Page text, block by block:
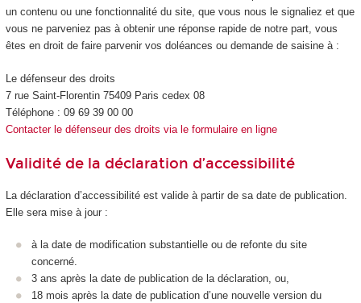
un contenu ou une fonctionnalité du site, que vous nous le signaliez et que
vous ne parveniez pas à obtenir une réponse rapide de notre part, vous
êtes en droit de faire parvenir vos doléances ou demande de saisine à :
Le défenseur des droits
7 rue Saint-Florentin 75409 Paris cedex 08
Téléphone : 09 69 39 00 00
Contacter le défenseur des droits via le formulaire en ligne
Validité de la déclaration d’accessibilité
La déclaration d’accessibilité est valide à partir de sa date de publication.
Elle sera mise à jour :
à la date de modification substantielle ou de refonte du site
concerné.
3 ans après la date de publication de la déclaration, ou,
18 mois après la date de publication d’une nouvelle version du